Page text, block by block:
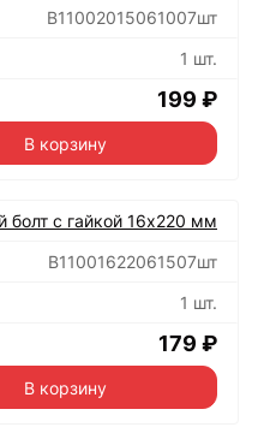
B11002015061007шт
1 шт.
199 ₽
В корзину
болт с гайкой 16х220 мм
B11001622061507шт
1 шт.
179 ₽
В корзину